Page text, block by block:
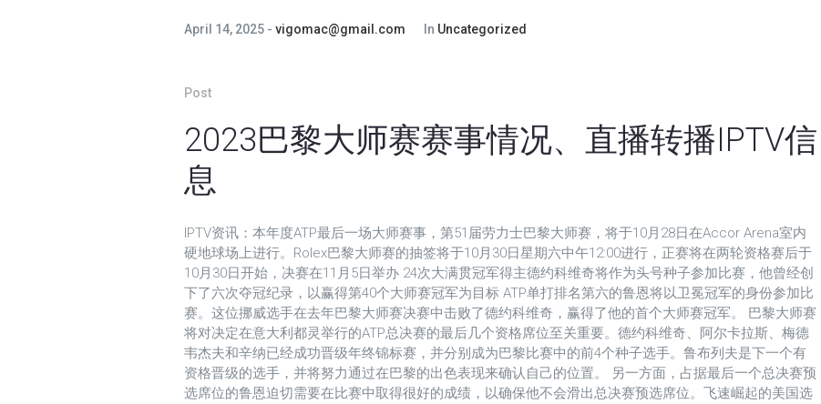
April 14, 2025 vigomac@gmail.com In Uncategorized
Post
2023巴黎大师赛赛事情况、直播转播IPTV信
息
IPTV资讯：本年度ATP最后一场大师赛事，第51届劳力士巴黎大师赛，将于10月28日在Accor Arena室内
硬地球场上进行。Rolex巴黎大师赛的抽签将于10月30日星期六中午12:00进行，正赛将在两轮资格赛后于
10月30日开始，决赛在11月5日举办 24次大满贯冠军得主德约科维奇将作为头号种子参加比赛，他曾经创
下了六次夺冠纪录，以赢得第40个大师赛冠军为目标 ATP单打排名第六的鲁恩将以卫冕冠军的身份参加比
赛。这位挪威选手在去年巴黎大师赛决赛中击败了德约科维奇，赢得了他的首个大师赛冠军。 巴黎大师赛
将对决定在意大利都灵举行的ATP总决赛的最后几个资格席位至关重要。德约科维奇、阿尔卡拉斯、梅德
韦杰夫和辛纳已经成功晋级年终锦标赛，并分别成为巴黎比赛中的前4个种子选手。鲁布列夫是下一个有
资格晋级的选手，并将努力通过在巴黎的出色表现来确认自己的位置。 另一方面，占据最后一个总决赛预
选席位的鲁恩迫切需要在比赛中取得很好的成绩，以确保他不会滑出总决赛预选席位。飞速崛起的美国选